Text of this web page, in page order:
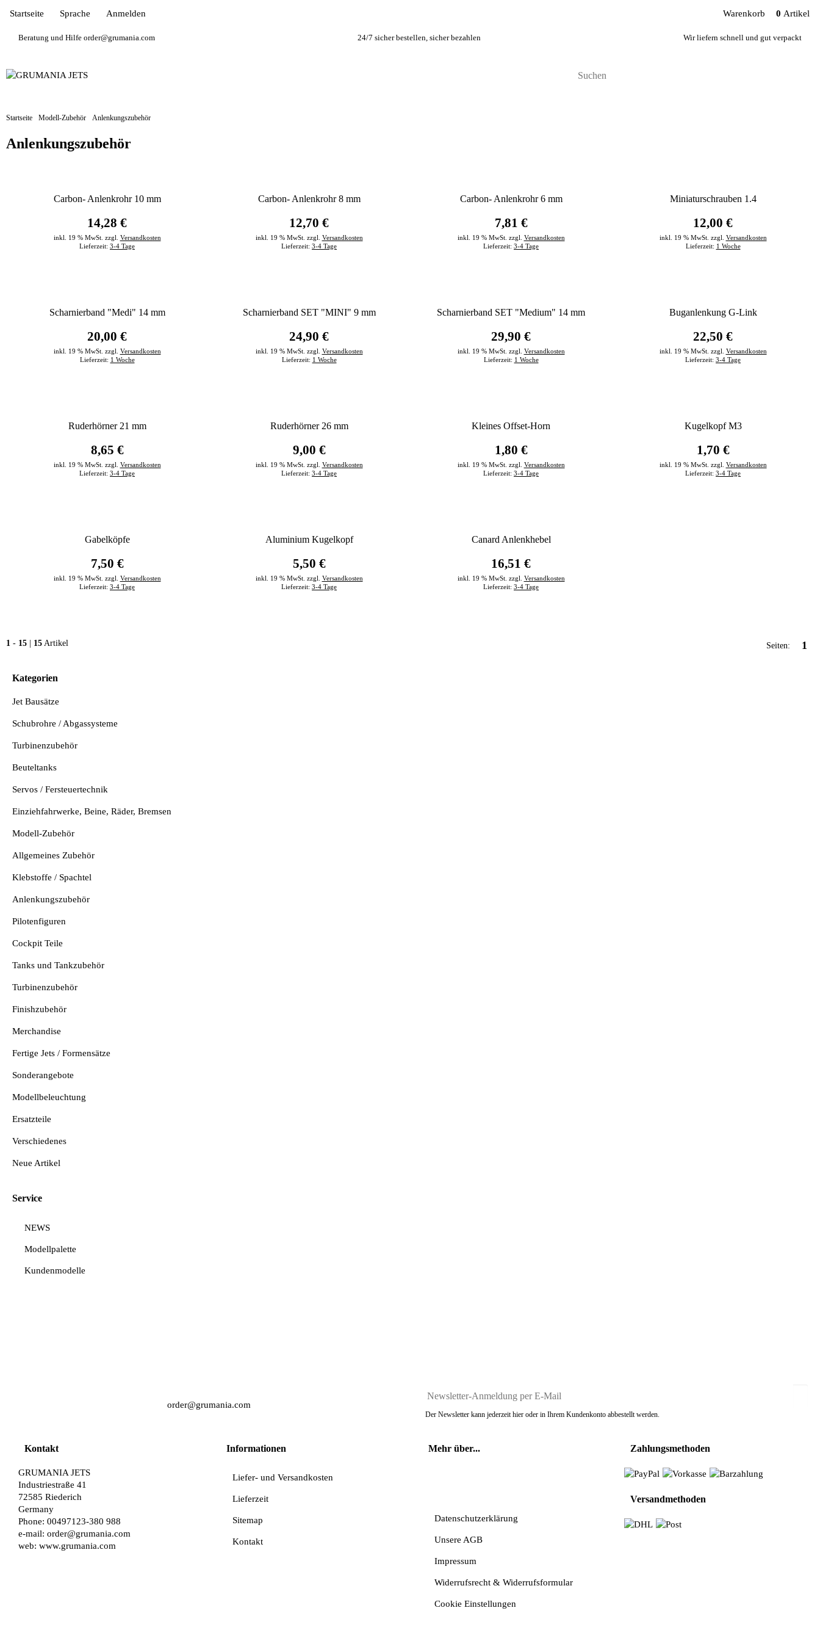
Beratung und Hilfe order@grumania.com 24/7 sicher bestellen, sicher bezahlen Wir liefern schnell und gut verpackt
Startseite Sprache Anmelden Warenkorb 0 Artikel
Startseite Modell-Zubehör Anlenkungszubehör
Anlenkungszubehör
Carbon- Anlenkrohr 10 mm
14,28 €
inkl. 19 % MwSt. zzgl. Versandkosten
Lieferzeit: 3-4 Tage
Carbon- Anlenkrohr 8 mm
12,70 €
inkl. 19 % MwSt. zzgl. Versandkosten
Lieferzeit: 3-4 Tage
Carbon- Anlenkrohr 6 mm
7,81 €
inkl. 19 % MwSt. zzgl. Versandkosten
Lieferzeit: 3-4 Tage
Miniaturschrauben 1.4
12,00 €
inkl. 19 % MwSt. zzgl. Versandkosten
Lieferzeit: 1 Woche
Scharnierband "Medi" 14 mm
20,00 €
inkl. 19 % MwSt. zzgl. Versandkosten
Lieferzeit: 1 Woche
Scharnierband SET "MINI" 9 mm
24,90 €
inkl. 19 % MwSt. zzgl. Versandkosten
Lieferzeit: 1 Woche
Scharnierband SET "Medium" 14 mm
29,90 €
inkl. 19 % MwSt. zzgl. Versandkosten
Lieferzeit: 1 Woche
Buganlenkung G-Link
22,50 €
inkl. 19 % MwSt. zzgl. Versandkosten
Lieferzeit: 3-4 Tage
Ruderhörner 21 mm
8,65 €
inkl. 19 % MwSt. zzgl. Versandkosten
Lieferzeit: 3-4 Tage
Ruderhörner 26 mm
9,00 €
inkl. 19 % MwSt. zzgl. Versandkosten
Lieferzeit: 3-4 Tage
Kleines Offset-Horn
1,80 €
inkl. 19 % MwSt. zzgl. Versandkosten
Lieferzeit: 3-4 Tage
Kugelkopf M3
1,70 €
inkl. 19 % MwSt. zzgl. Versandkosten
Lieferzeit: 3-4 Tage
Gabelköpfe
7,50 €
inkl. 19 % MwSt. zzgl. Versandkosten
Lieferzeit: 3-4 Tage
Aluminium Kugelkopf
5,50 €
inkl. 19 % MwSt. zzgl. Versandkosten
Lieferzeit: 3-4 Tage
Canard Anlenkhebel
16,51 €
inkl. 19 % MwSt. zzgl. Versandkosten
Lieferzeit: 3-4 Tage
1 - 15 | 15 Artikel Seiten: 1
Kategorien
Jet Bausätze
Schubrohre / Abgassysteme
Turbinenzubehör
Beuteltanks
Servos / Fersteuertechnik
Einziehfahrwerke, Beine, Räder, Bremsen
Modell-Zubehör
Allgemeines Zubehör
Klebstoffe / Spachtel
Anlenkungszubehör
Pilotenfiguren
Cockpit Teile
Tanks und Tankzubehör
Turbinenzubehör
Finishzubehör
Merchandise
Fertige Jets / Formensätze
Sonderangebote
Modellbeleuchtung
Ersatzteile
Verschiedenes
Neue Artikel
Service
NEWS
Modellpalette
Kundenmodelle
order@grumania.com
Der Newsletter kann jederzeit hier oder in Ihrem Kundenkonto abbestellt werden.
Kontakt
GRUMANIA JETS
Industriestraße 41
72585 Riederich
Germany
Phone: 00497123-380 988
e-mail: order@grumania.com
web: www.grumania.com
Informationen
Liefer- und Versandkosten
Lieferzeit
Sitemap
Kontakt
Mehr über...
Datenschutzerklärung
Unsere AGB
Impressum
Widerrufsrecht & Widerrufsformular
Cookie Einstellungen
Zahlungsmethoden
Versandmethoden